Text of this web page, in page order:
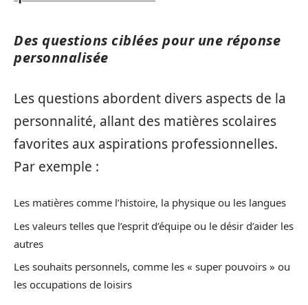
Des questions ciblées pour une réponse
personnalisée
Les questions abordent divers aspects de la
personnalité, allant des matières scolaires
favorites aux aspirations professionnelles.
Par exemple :
Les matières comme l’histoire, la physique ou les langues
Les valeurs telles que l’esprit d’équipe ou le désir d’aider les
autres
Les souhaits personnels, comme les « super pouvoirs » ou
les occupations de loisirs